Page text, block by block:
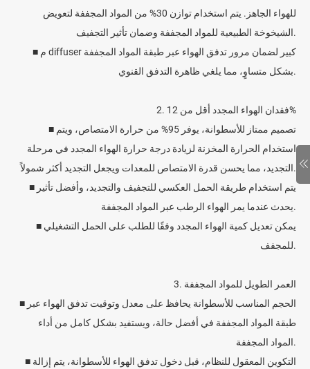
للهواء الجاهز. يتم استخدام توازن 30% من المواد المجففة لتعويض
الشيخوخة الطبيعية للمواد المجففة وضمان تأثير التجفيف.
■ م diffuser كبير لضمان مرور تدفق الهواء عبر طبقة المواد المجففة
بشكل متساوٍ، مما يلغي ظاهرة التدفق القنوي.
2. فقدان الهواء المجدد أقل من 12%
■ تصميم ممتاز للأسطوانة، يوفر 95% من حرارة الامتصاص، ويتم
استخدام الحرارة المخزنة لزيادة درجة حرارة الهواء المجدد في مرحلة
التجديد، مما يحسن قدرة الامتصاص للمعدات ويجعل التجديد أكثر شمولاً.
■ يتم استخدام طريقة الحمل العكسي للتجفيف والتجديد، وأفضل تأثير
يحدث عندما يمر الهواء الرطب عبر المواد المجففة.
■ يمكن تعديل كمية الهواء المجدد وفقًا للطلب على الحمل التشغيلي
للمجفف.
3. العمر الطويل للمواد المجففة
■ الحجم المناسب للأسطوانة يحافظ على معدل وتوقيت تدفق الهواء عبر
طبقة المواد المجففة في أفضل حالة، ويستفيد بشكل كامل من أداء
المواد المجففة.
■ التكوين المعقول للنظام، قبل دخول تدفق الهواء للأسطوانة، يتم إزالة